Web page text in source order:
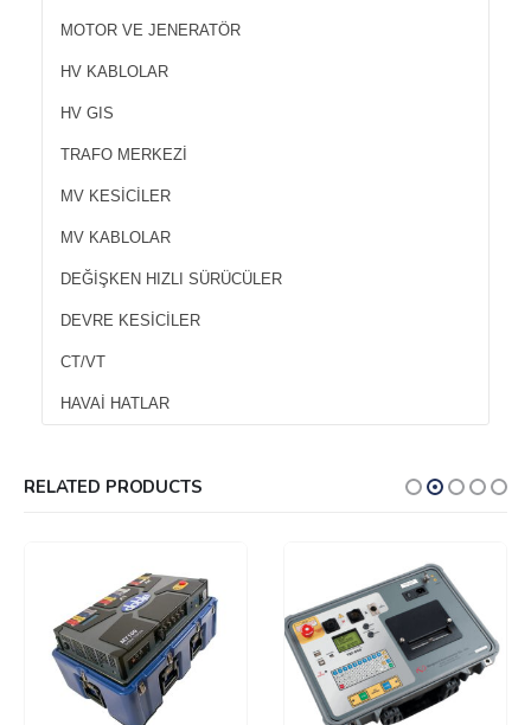
MOTOR VE JENERATÖR
HV KABLOLAR
HV GIS
TRAFO MERKEZI
MV KESICILER
MV KABLOLAR
DEĞIŞKEN HIZLI SÜRÜCÜLER
DEVRE KESICILER
CT/VT
HAVAI HATLAR
RELATED PRODUCTS